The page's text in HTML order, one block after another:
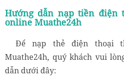
Hướng dẫn nạp tiền điện
online Muathe24h
Để nạp thẻ điện thoại
Muathe24h, quý khách vui
dẫn dưới đây: